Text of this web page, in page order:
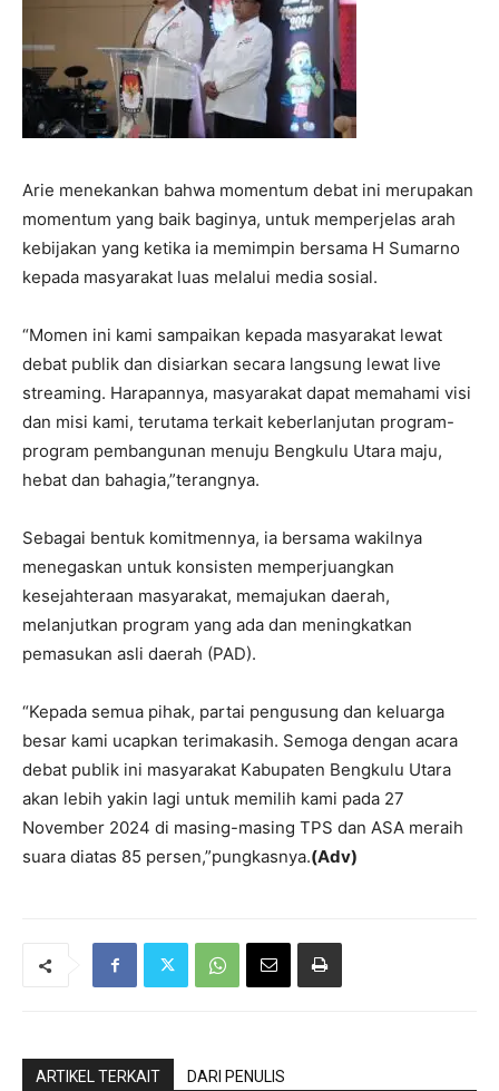
Arie menekankan bahwa momentum debat ini merupakan
momentum yang baik baginya, untuk memperjelas arah
kebijakan yang ketika ia memimpin bersama H Sumarno
kepada masyarakat luas melalui media sosial.
“Momen ini kami sampaikan kepada masyarakat lewat
debat publik dan disiarkan secara langsung lewat live
streaming. Harapannya, masyarakat dapat memahami visi
dan misi kami, terutama terkait keberlanjutan program-
program pembangunan menuju Bengkulu Utara maju,
hebat dan bahagia,”terangnya.
Sebagai bentuk komitmennya, ia bersama wakilnya
menegaskan untuk konsisten memperjuangkan
kesejahteraan masyarakat, memajukan daerah,
melanjutkan program yang ada dan meningkatkan
pemasukan asli daerah (PAD).
“Kepada semua pihak, partai pengusung dan keluarga
besar kami ucapkan terimakasih. Semoga dengan acara
debat publik ini masyarakat Kabupaten Bengkulu Utara
akan lebih yakin lagi untuk memilih kami pada 27
November 2024 di masing-masing TPS dan ASA meraih
suara diatas 85 persen,”pungkasnya.(Adv)
ARTIKEL TERKAIT DARI PENULIS